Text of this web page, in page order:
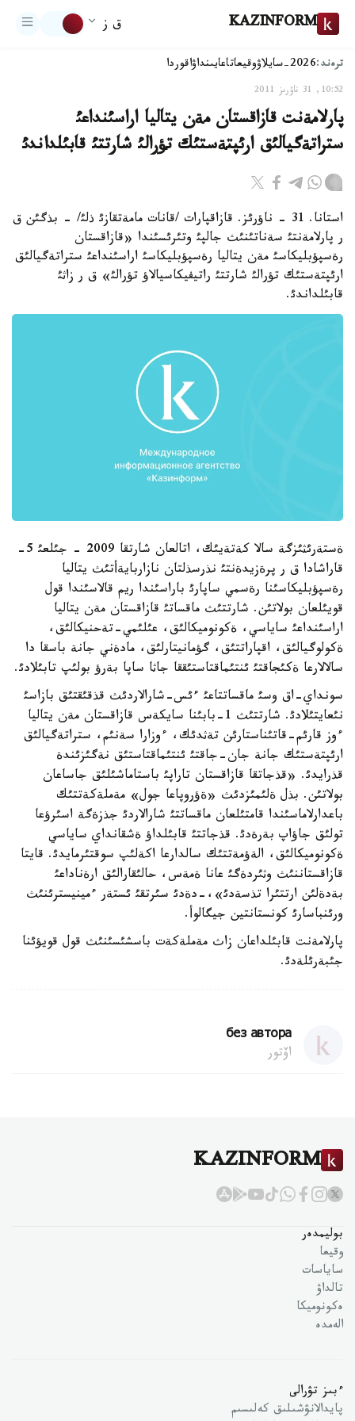
KAZINFORM ق ز
ترەند:2026-سايلاۋ وقيعاتاعايىنداۋاقوردا
10:52, 31 ناۋرىز 2011
پارلامةنت قازاقستان مةن يتاليا اراسئنداعئ
ستراتةگيالئق ارئپتةستئك تؤرالئ شارتتئ قابئلداندئ
استانا. 31 - ناؤرئز. قازاقپارات /قانات مامةتقازئ ذلئ/ - بذگئن ق
ر پارلامةنتئ سةناتئنئث جالپئ وتئرئسئندا «قازاقستان
رةسپؤبليكاسئ مةن يتاليا رةسپؤبليكاسئ اراسئنداعئ ستراتةگيالئق
ارئپتةستئك تؤرالئ شارتتئ راتيفيكاسيالاؤ تؤرالئ» ق ر زاثئ
قابئلداندئ.
ةستةرئثئزگة سالا كةتةيئك، اتالعان شارتقا 2009 - جئلعئ 5-
قاراشادا ق ر پرةزيدةنتئ نذرسذلتان نازاربايةأتئث يتاليا
رةسپؤبليكاسئنا رةسمي ساپارئ باراسئندا ريم قالاسئندا قول
قويئلعان بولاتئن. شارتتئث ماقساتئ قازاقستان مةن يتاليا
اراسئنداعئ ساياسي، ةكونوميكالئق، عئلئمي-تةحنيكالئق،
ةكولوگيالئق، اقپاراتتئق، گؤمانيتارلئق، مادةني جانة باسقا دا
سالالارعا ةكئجاقتئ ئنتئماقتاستئققا جاثا ساپا بةرؤ بولئپ تابئلادئ.
سونداي-اق وسئ ماقساتتاعئ ءئس-شارالاردئث قذقئقتئق بازاسئ
نئعايتئلادئ. شارتتئث 1-بابئنا سايكةس قازاقستان مةن يتاليا
ءوز قارئم-قاتئناستارئن تةثدئك، ءوزارا سةنئم، ستراتةگيالئق
ارئپتةستئك جانة جان-جاقتئ ئنتئماقتاستئق نةگئزئندة
قذرايدئ. «قذجاتقا قازاقستان تاراپئ باستاماشئلئق جاساعان
بولاتئن. بذل ةلئمئزدئث «ةؤروپاعا جول» مةملةكةتتئك
باعدارلاماسئندا قامتئلعان ماقساتتئ شارالاردئ جذزةگة اسئرؤعا
تولئق جاؤاپ بةرةدئ. قذجاتتئ قابئلداؤ ةشقانداي ساياسي
ةكونوميكالئق، الةؤمةتتئك سالدارعا اكةلئپ سوقتئرمايدئ. قايتا
قازاقستاننئث وثئردةگئ عانا ةمةس، حالئقارالئق ارةناداعئ
بةدةلئن ارتتئرا تذسةدئ»،-دةدئ سئرتقئ ئستةر ءمينيسترئنئث
ورئنباسارئ كونستانتين جيگالوأ.
پارلامةنت قابئلداعان زاث مةملةكةت باسشئسئنئث قول قويؤئنا
جئبةرئلةدئ.
без автора
اۆتور
KAZINFORM
بوليمدەر
وقيعا
ساياسات
تالداۋ
ەكونوميكا
الەمدە
ءبىز تۋرالى
پايدالانۋشىلىق كەلىسىم